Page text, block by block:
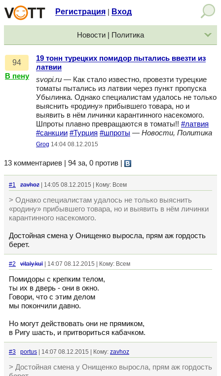
Регистрация Вход
Новости | Политика
94
В пену
19 тонн турецких помидор пытались ввезти из
латвии
svopi.ru — Как стало известно, провезти турецкие
томаты пытались из латвии через пункт пропуска
Убылинка. Однако специалистам удалось не только
выяснить «родину» прибывшего товара, но и
выявить в нём личинки карантинного насекомого.
Шпроты плавно превращаются в томаты!! #латвия
#санкции #Турция #шпроты — Новости, Политика
Grog 14:04 08.12.2015
13 комментариев | 94 за, 0 против
#1 zavhoz | 14:05 08.12.2015 | Кому: Всем
> Однако специалистам удалось не только выяснить
«родину» прибывшего товара, но и выявить в нём личинки
карантинного насекомого.
Достойная смена у Онищенко выросла, прям аж гордость
берет.
#2 vitaly.kul | 14:07 08.12.2015 | Кому: Всем
Помидоры с крепким телом,
ты их в дверь - они в окно.
Говори, что с этим делом
мы покончили давно.
Но могут действовать они не прямиком,
в Ригу шасть, и притвориться кабачком.
#3 portus | 14:07 08.12.2015 | Кому: zavhoz
> Достойная смена у Онищенко выросла, прям аж гордость